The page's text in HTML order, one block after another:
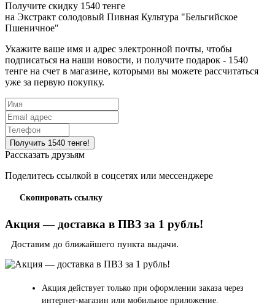
Получите скидку 1540 тенге
на Экстракт солодовый Пивная Культура "Бельгийское
Пшеничное"
Укажите ваше имя и адрес электронной почты, чтобы
подписаться на наши новости, и получите подарок - 1540
тенге на счет в магазине, которыми вы можете рассчитаться
уже за первую покупку.
Рассказать друзьям
Поделитесь ссылкой в соцсетях или мессенджере
Скопировать ссылку
Акция — доставка в ПВЗ за 1 рубль!
Доставим до ближайшего пункта выдачи.
Акция действует только при оформлении заказа через
интернет-магазин или мобильное приложение.